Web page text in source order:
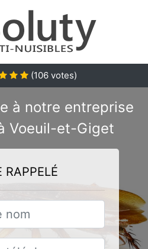
(106 votes)
à notre entreprise
Voeuil-et-Giget
RAPPELÉ